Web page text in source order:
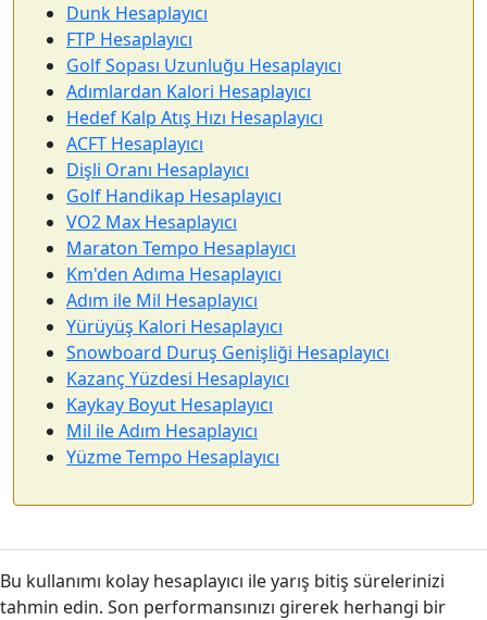
Dunk Hesaplayıcı
FTP Hesaplayıcı
Golf Sopası Uzunluğu Hesaplayıcı
Adımlardan Kalori Hesaplayıcı
Hedef Kalp Atış Hızı Hesaplayıcı
ACFT Hesaplayıcı
Dişli Oranı Hesaplayıcı
Golf Handikap Hesaplayıcı
VO2 Max Hesaplayıcı
Maraton Tempo Hesaplayıcı
Km'den Adıma Hesaplayıcı
Adım ile Mil Hesaplayıcı
Yürüyüş Kalori Hesaplayıcı
Snowboard Duruş Genişliği Hesaplayıcı
Kazanç Yüzdesi Hesaplayıcı
Kaykay Boyut Hesaplayıcı
Mil ile Adım Hesaplayıcı
Yüzme Tempo Hesaplayıcı
Bu kullanımı kolay hesaplayıcı ile yarış bitiş sürelerinizi
tahmin edin. Son performansınızı girerek herhangi bir